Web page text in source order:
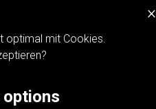
×
optimal mit Cookies.
options